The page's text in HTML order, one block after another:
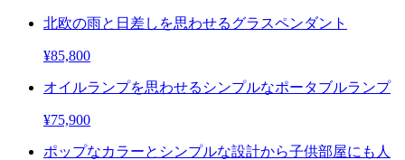
北欧の雨と日差しを思わせるグラスペンダント
¥85,800
オイルランプを思わせるシンプルなポータブルランプ
¥75,900
ポップなカラーとシンプルな設計から子供部屋にも人